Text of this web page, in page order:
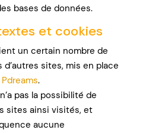
bases de données.
et cookies
un certain nombre de
sites, mis en place
Pdreams.
n’a pas la possibilité de
sites ainsi visités, et
aucune